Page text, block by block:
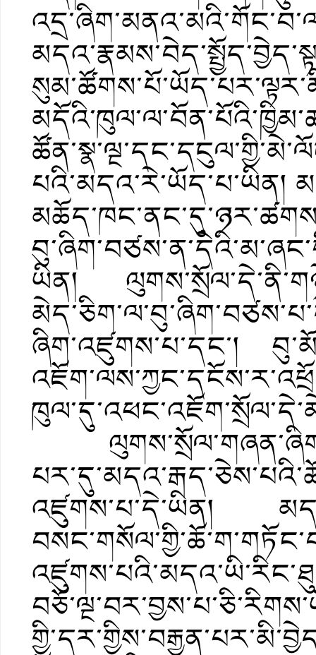
པའི་མདའ་རེ་ཡོད་པ་ཡིན།
ཡིན།
ཞིག་འཛུགས་པ་དང་།
འཛུགས་པ་དེ་ཡིན།